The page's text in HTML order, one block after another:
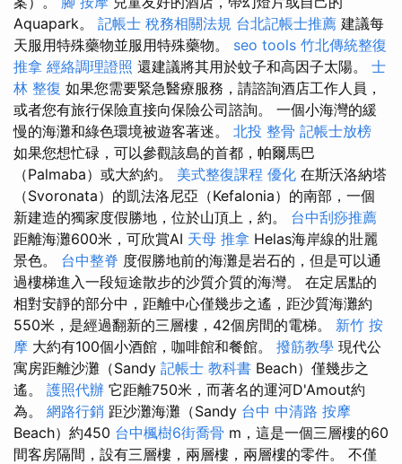
Aquapark。 記帳士 稅務相關法規 台北記帳士推薦 建議每
天服用特殊藥物並服用特殊藥物。 seo tools 竹北傳統整復
推拿 經絡調理證照 還建議將其用於蚊子和高因子太陽。 士
林 整復 如果您需要緊急醫療服務，請諮詢酒店工作人員，
或者您有旅行保險直接向保險公司諮詢。 一個小海灣的緩
慢的海灘和綠色環境被遊客著迷。 北投 整骨 記帳士放榜
如果您想忙碌，可以參觀該島的首都，帕爾馬巴
（Palmaba）或大約約。 美式整復課程 優化 在斯沃洛納塔
（Svoronata）的凱法洛尼亞（Kefalonia）的南部，一個
新建造的獨家度假勝地，位於山頂上，約。 台中刮痧推薦
距離海灘600米，可欣賞AI 天母 推拿 Helas海岸線的壯麗
景色。 台中整脊 度假勝地前的海灘是岩石的，但是可以通
過樓梯進入一段短途散步的沙質介質的海灣。 在定居點​​的
相對安靜的部分中，距離中心僅幾步之遙，距沙質海灘約
550米，是經過翻新的三層樓，42個房間的電梯。 新竹 按
摩 大約有100個小酒館，咖啡館和餐館。 撥筋教學 現代公
寓房距離沙灘（Sandy 記帳士 教科書 Beach）僅幾步之
遙。 護照代辦 它距離750米，而著名的運河D'Amout約
為。 網路行銷 距沙灘海灘（Sandy 台中 中清路 按摩
Beach）約450 台中楓樹6街喬骨 m，這是一個三層樓的60
間客房隔間，設有三層樓，兩層樓，兩層樓的零件。 不僅